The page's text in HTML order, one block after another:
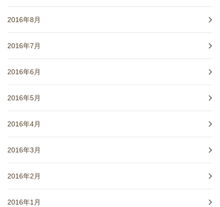
2016年8月
2016年7月
2016年6月
2016年5月
2016年4月
2016年3月
2016年2月
2016年1月